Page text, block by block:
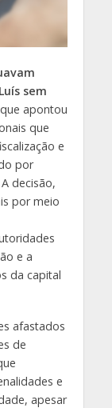
sem
apontou
que
e
por
decisão,
por meio
e a
da capital
afastados
de
e
apesar